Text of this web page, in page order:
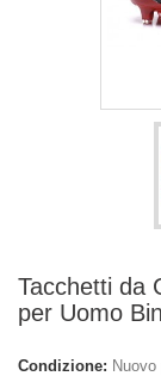
Tacchetti da
per Uomo
Condizione: